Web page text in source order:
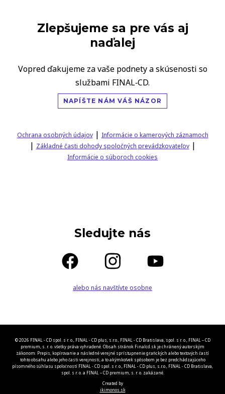
Zlepšujeme sa pre vás aj
naďalej
Vopred ďakujeme za vaše podnety a skúsenosti so
službami FINAL‑CD.
NAPÍŠTE NÁM VÁŠ NÁZOR
Ochrana osobných údajov| Informácie o kamerových záznamoch
| Základné časti dohody spoločných prevádzkovateľov|
Informácie o súboroch cookies
Sledujte nás
alebo nás navštívte osobne
© 2026 FINAL - CD spol. s r. o., FINAL - CD plus, s.r.o., FINAL - CD Bratislava, spol. s r. o., FINAL – CD
premium, s. r. o. všetky práva vyhradené. Obsah stránok Finalcd.sk je chránený autorským
zákonom. Prepis, kopírovanie a následné verejné sprístupnenie grafických alebo textových častí
tohto obsahu alebo jeho časti verejnosti, a to akýmkoľvek spôsobom je bez predchádzajúceho
písomného súhlasu spoločností FINAL - CD spol. s r. o., FINAL - CD plus, s.r.o., FINAL - CD Bratislava,
spol. s r. o. a FINAL – CD premium, s. r. o. zakázané.
Created by
ikimonos.sk